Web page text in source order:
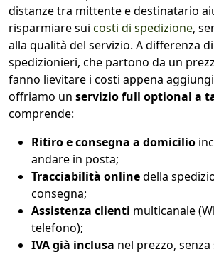
distanze tra mittente e destinatario
risparmiare sui costi di spedizione,
alla qualità del servizio. A differenza
spedizionieri, che partono da un
fanno lievitare i costi appena
offriamo un servizio full optional a
comprende:
Ritiro e consegna a domicilio
andare in posta;
Tracciabilità onlinedella
consegna;
Assistenza clienti multicanale
telefono);
IVA già inclusa nel prezzo,